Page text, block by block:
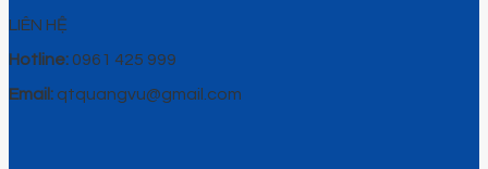
LIÊN HỆ
Hotline: 0961 425 999
Email: qtquangvu@gmail.com